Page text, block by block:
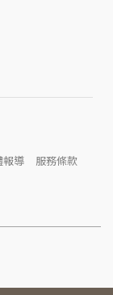
報導
服務條款